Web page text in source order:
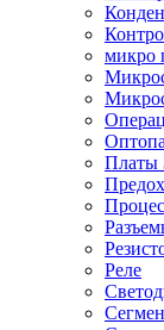
микро
Реле